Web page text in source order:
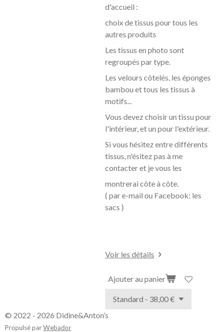
d'accueil :
choix de tissus pour tous les
autres produits
Les tissus en photo sont
regroupés par type.
Les velours côtelés, les éponges
bambou et tous les tissus à
motifs...
Vous devez choisir un tissu pour
l'intérieur, et un pour l'extérieur.
Si vous hésitez entre différents
tissus, n'ésitez pas à me
contacter et je vous les
montrerai côte à côte.
( par e-mail ou Facebook: les
sacs )
Voir les détails
Ajouter au panier
© 2022 - 2026 Didine&Anton’s
Propulsé parWebador